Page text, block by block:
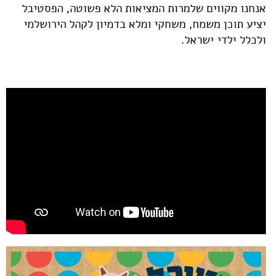
אנחנו מקווים שלמרות המציאות הלא פשוטה, הפסטיבל
יציע תוכן משמח, משחקי ומלא בדמיון לקהל הירושלמי
ולכלל ילדי ישראל.